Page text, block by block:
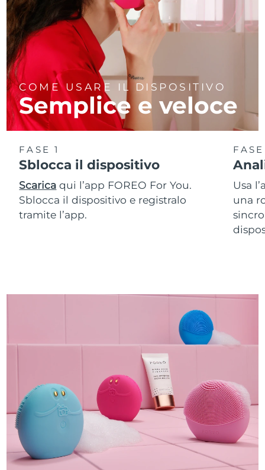
COME USARE IL DISPOSITIVO
Semplice e veloce
FASE 1
Sblocca il dispositivo
Scarica qui l’app FOREO For You.
Sblocca il dispositivo e registralo
tramite l’app.
Usa
una